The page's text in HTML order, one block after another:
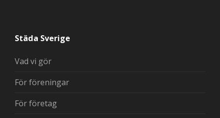
Städa Sverige
Vad vi gör
För föreningar
För företag